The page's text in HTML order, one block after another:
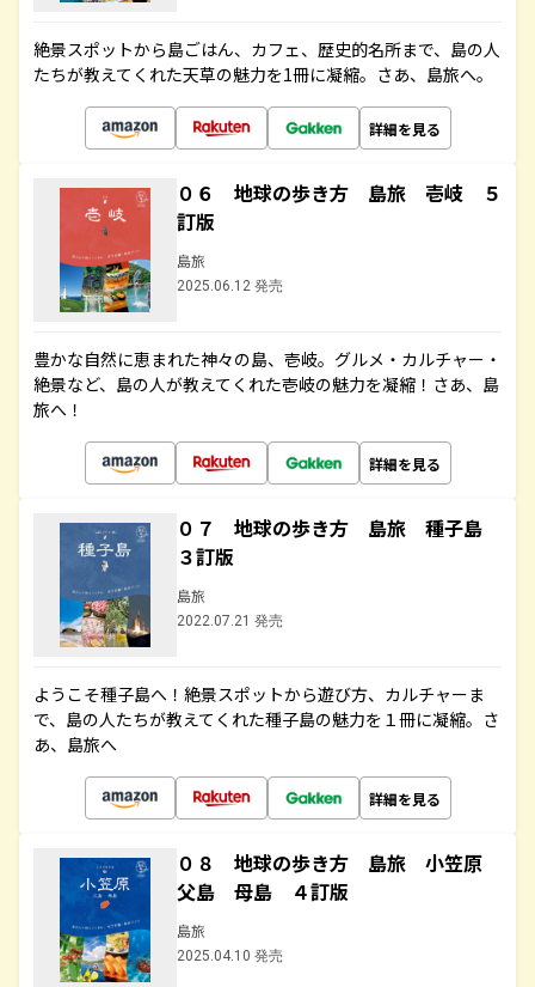
絶景スポットから島ごはん、カフェ、歴史的名所まで、島の人
たちが教えてくれた天草の魅力を1冊に凝縮。さあ、島旅へ。
詳細を見る
０６ 地球の歩き方 島旅 壱岐 ５
訂版
島旅
2025.06.12 発売
豊かな自然に恵まれた神々の島、壱岐。グルメ・カルチャー・
絶景など、島の人が教えてくれた壱岐の魅力を凝縮！さあ、島
旅へ！
詳細を見る
０７ 地球の歩き方 島旅 種子島
３訂版
島旅
2022.07.21 発売
ようこそ種子島へ！絶景スポットから遊び方、カルチャーま
で、島の人たちが教えてくれた種子島の魅力を１冊に凝縮。さ
あ、島旅へ
詳細を見る
０８ 地球の歩き方 島旅 小笠原
父島 母島 ４訂版
島旅
2025.04.10 発売